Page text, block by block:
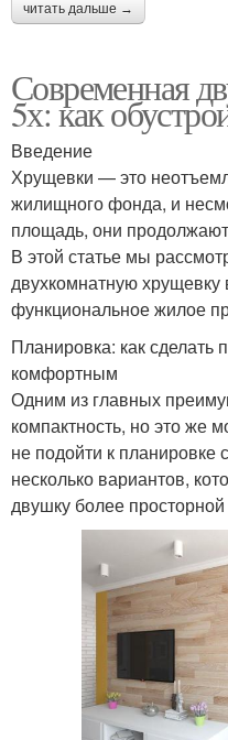
читать дальше →
Современная
5х: как
Введение
Хрущевки — это
жилищного фонда, и
площадь, они
В этой статье мы
двухкомнатную
функциональное жилое
Планировка: как сделать
комфортным
Одним из главных
компактность, но это же
не подойти к
несколько вариантов,
двушку более